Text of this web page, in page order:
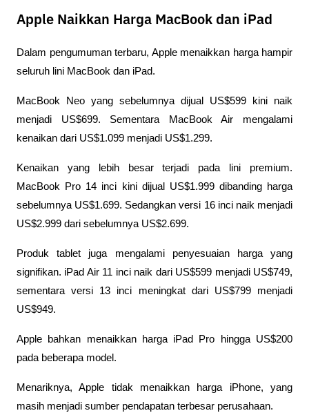
Apple Naikkan Harga MacBook dan iPad
Dalam pengumuman terbaru, Apple menaikkan harga hampir
seluruh lini MacBook dan iPad.
MacBook Neo yang sebelumnya dijual US$599 kini naik
menjadi US$699. Sementara MacBook Air mengalami
kenaikan dari US$1.099 menjadi US$1.299.
Kenaikan yang lebih besar terjadi pada lini premium.
MacBook Pro 14 inci kini dijual US$1.999 dibanding harga
sebelumnya US$1.699. Sedangkan versi 16 inci naik menjadi
US$2.999 dari sebelumnya US$2.699.
Produk tablet juga mengalami penyesuaian harga yang
signifikan. iPad Air 11 inci naik dari US$599 menjadi US$749,
sementara versi 13 inci meningkat dari US$799 menjadi
US$949.
Apple bahkan menaikkan harga iPad Pro hingga US$200
pada beberapa model.
Menariknya, Apple tidak menaikkan harga iPhone, yang
masih menjadi sumber pendapatan terbesar perusahaan.